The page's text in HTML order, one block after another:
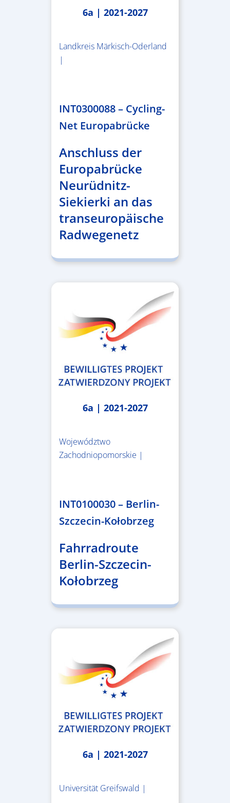
6a | 2021-2027
Landkreis Märkisch-Oderland
|
INT0300088 – Cycling-
Net Europabrücke
Anschluss der
Europabrücke
Neurüdnitz-
Siekierki an das
transeuropäische
Radwegenetz
6a | 2021-2027
Województwo
Zachodniopomorskie |
INT0100030 – Berlin-
Szczecin-Kołobrzeg
Fahrradroute
Berlin-Szczecin-
Kołobrzeg
6a | 2021-2027
Universität Greifswald |